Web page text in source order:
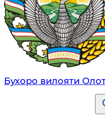
Бухоро вилояти